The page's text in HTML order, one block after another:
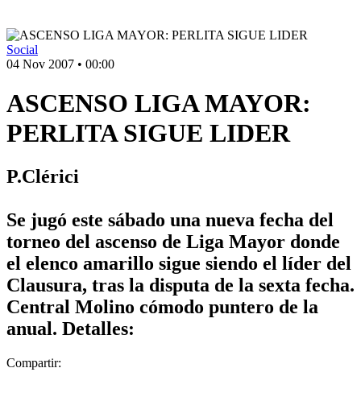
Social
04 Nov 2007 • 00:00
ASCENSO LIGA MAYOR:
PERLITA SIGUE LIDER
P.Clérici
Se jugó este sábado una nueva fecha del
torneo del ascenso de Liga Mayor donde
el elenco amarillo sigue siendo el líder del
Clausura, tras la disputa de la sexta fecha.
Central Molino cómodo puntero de la
anual. Detalles:
Compartir: